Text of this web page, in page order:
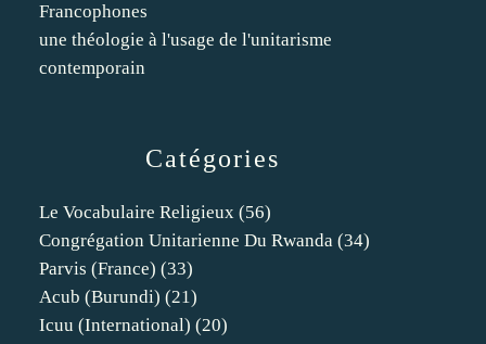
Catégories
Le Vocabulaire Religieux (56)
Congrégation Unitarienne Du Rwanda (34)
Parvis (france) (33)
Acub (burundi) (21)
Icuu (international) (20)
Francophones
une théologie à l'usage de l'unitarisme
contemporain